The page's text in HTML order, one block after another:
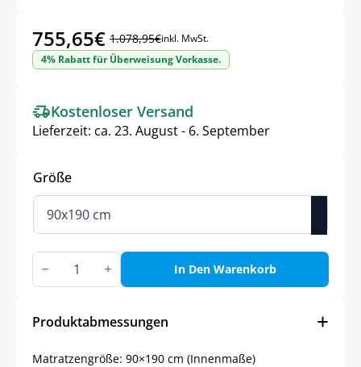
1.078,95€
Ursprünglicher
Preis
1.078,95€
755,65€
Aktueller
Preis
755,65€.
inkl. MwSt.
4% Rabatt für Überweisung Vorkasse.
Kostenloser Versand
Lieferzeit: ca. 23. August - 6. September
Größe
OST
JUGENDZIMMER-
BETT,
Menge
In Den Warenkorb
Produktabmessungen
Matratzengröße: 90×190 cm (Innenmaße)